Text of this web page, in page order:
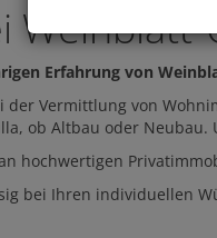
Erfahrung von
Vermittlung von
ob Altbau oder
hochwertigen
bei Ihren individuellen